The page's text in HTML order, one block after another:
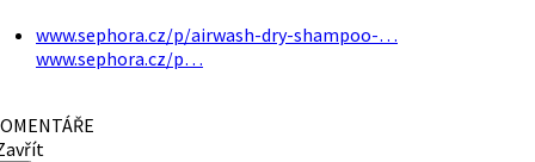
www.sephora.cz/p/airwash-dry-shampoo-…
www.sephora.cz/p…